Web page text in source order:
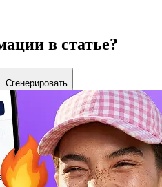
в статье?
Сгенерировать